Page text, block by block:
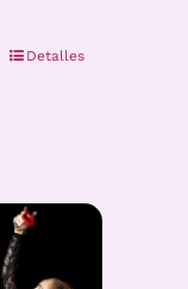
Detalles